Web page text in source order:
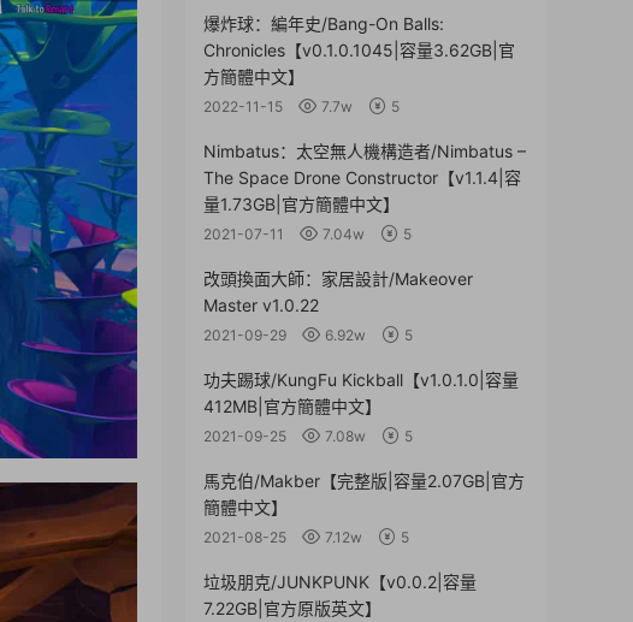
爆炸球：編年史/Bang-On Balls:
Chronicles【v0.1.0.1045|容量3.62GB|官
方簡體中文】
2022-11-15 7.7w 5
Nimbatus：太空無人機構造者/Nimbatus –
The Space Drone Constructor【v1.1.4|容
量1.73GB|官方簡體中文】
2021-07-11 7.04w 5
改頭換面大師：家居設計/Makeover
Master v1.0.22
2021-09-29 6.92w 5
功夫踢球/KungFu Kickball【v1.0.1.0|容量
412MB|官方簡體中文】
2021-09-25 7.08w 5
馬克伯/Makber【完整版|容量2.07GB|官方
簡體中文】
2021-08-25 7.12w 5
垃圾朋克/JUNKPUNK【v0.0.2|容量
7.22GB|官方原版英文】